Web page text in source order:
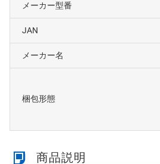
メーカー型番
JAN
メーカー名
梱包形態
商品説明